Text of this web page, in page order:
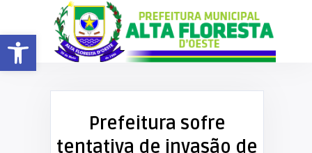
Barra de Ferramentas Aberta
Prefeitura sofre
tentativa de invasão de